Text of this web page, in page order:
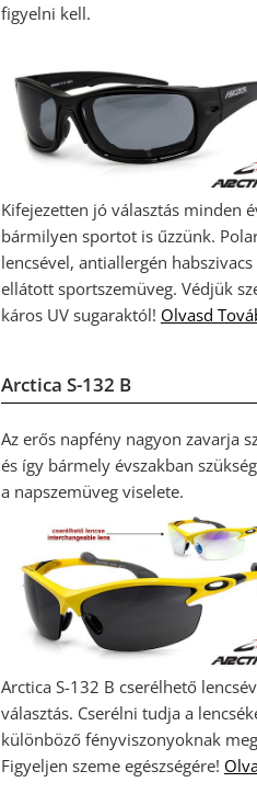
figyelni kell.
Kifejezetten jó választás minden
bármilyen sportot is űzzünk.
lencsével, antiallergén
ellátott sportszemüveg. Védjük
káros UV sugaraktól! Olvasd
Arctica S-132 B
Az erős napfény nagyon zavarja
és így bármely évszakban
a napszemüveg viselete.
Arctica S-132 B cserélhető
választás. Cserélni tudja a
különböző fényviszonyoknak
Figyeljen szeme egészségére!